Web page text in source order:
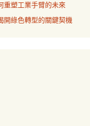
重塑工業手臂的未來
開綠色轉型的關鍵契機